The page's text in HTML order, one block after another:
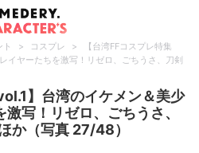
> コスプレ >
【台湾FFコスプレ特集
イヤーたちを激写！リゼロ、ごちうさ、刀剣
】台湾のイケメン＆美少
写！リゼロ、ごちうさ、
か（写真 27/48）